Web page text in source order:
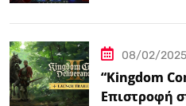
08/02/2025
“Kingdom
Επιστροφή